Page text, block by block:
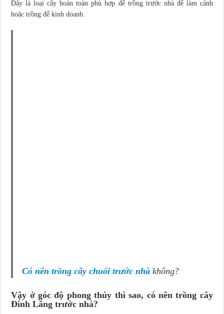
Đây là loại cây hoàn toàn phù hợp để trồng trước nhà để làm cảnh
hoặc trồng để kinh doanh.
Có nên trồng cây chuối trước nhà không?
Vậy ở góc độ phong thủy thì sao, có nên trồng cây
Đinh Lăng trước nhà?